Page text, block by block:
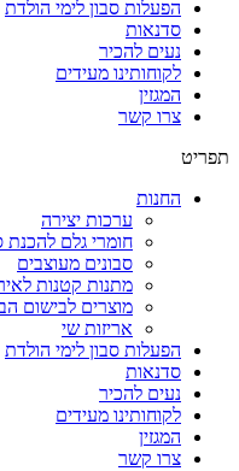
הפעלות סבון לימי הולדת
סדנאות
נעים להכיר
לקוחותינו מעידים
המגזין
צרו קשר
תפריט
החנות
ערכות יצירה
חומרי גלם להכנת
סבונים מעוצבים
מתנות קטנות
מוצרים לבישום
אריזות שי
הפעלות סבון לימי הולדת
סדנאות
נעים להכיר
לקוחותינו מעידים
המגזין
צרו קשר